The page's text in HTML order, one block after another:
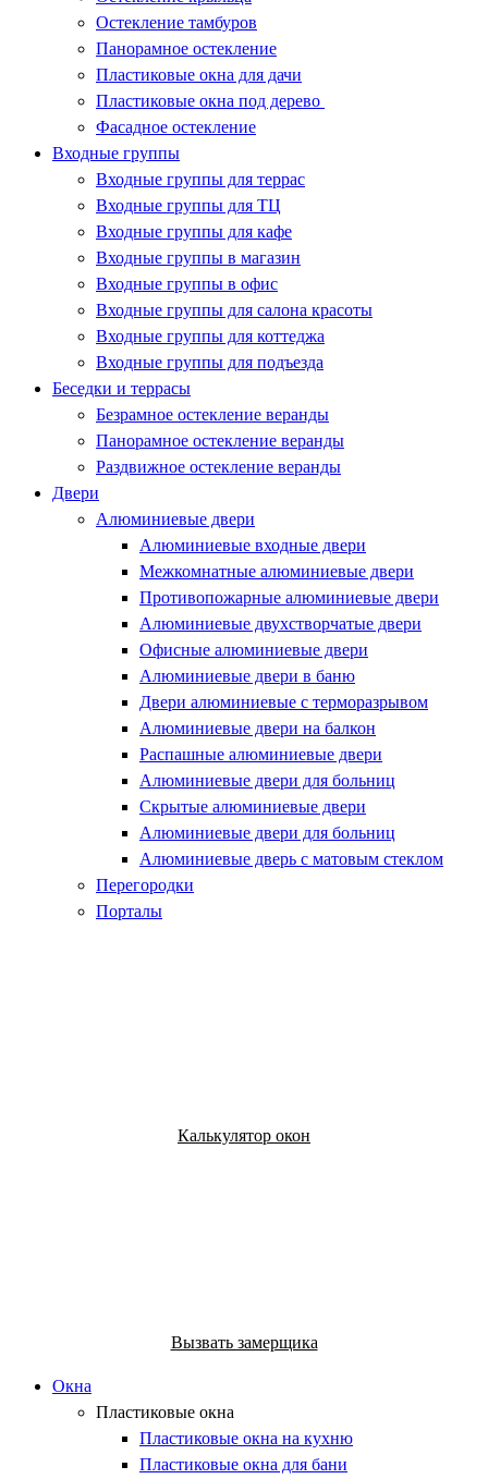
Остекление тамбуров
Панорамное остекление
Пластиковые окна для дачи
Пластиковые окна под дерево
Фасадное остекление
Входные группы
Входные группы для террас
Входные группы для ТЦ
Входные группы для кафе
Входные группы в магазин
Входные группы в офис
Входные группы для салона красоты
Входные группы для коттеджа
Входные группы для подъезда
Беседки и террасы
Безрамное остекление веранды
Панорамное остекление веранды
Раздвижное остекление веранды
Двери
Алюминиевые двери
Алюминиевые входные двери
Межкомнатные алюминиевые двери
Противопожарные алюминиевые двери
Алюминиевые двухстворчатые двери
Офисные алюминиевые двери
Алюминиевые двери в баню
Двери алюминиевые с терморазрывом
Алюминиевые двери на балкон
Распашные алюминиевые двери
Алюминиевые двери для больниц
Скрытые алюминиевые двери
Алюминиевые двери для больниц
Алюминиевые дверь с матовым стеклом
Перегородки
Порталы
Калькулятор окон
Вызвать замерщика
Окна
Пластиковые окна
Пластиковые окна на кухню
Пластиковые окна для бани
Производство и продажа
алюминиевых окон в Казани
Скидки от объемов - применяются индивидуально